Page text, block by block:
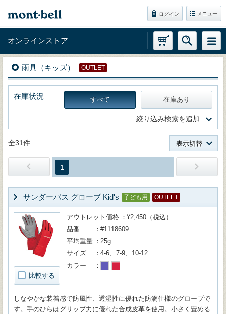
ログイン メニュー
オンラインストア
雨具（キッズ） OUTLET
在庫状況 すべて 在庫あり
絞り込み検索を追加
全31件 表示切替
1
サンダーパス グローブ Kid's 子ども用 OUTLET
比較する
アウトレット価格
¥2,450（税込）
品番
#1118609
平均重量
25g
サイズ
4-6、7-9、10-12
カラー
しなやかな装着感で防風性、透湿性に優れた防滴仕様のグローブで
す。手のひらはグリップ力に優れた合成皮革を使用。小さく畳める